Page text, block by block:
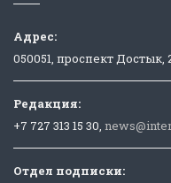
Адрес:
050051, проспект Достык,
Редакция:
+7 727 313 15 30,
Отдел подписки: